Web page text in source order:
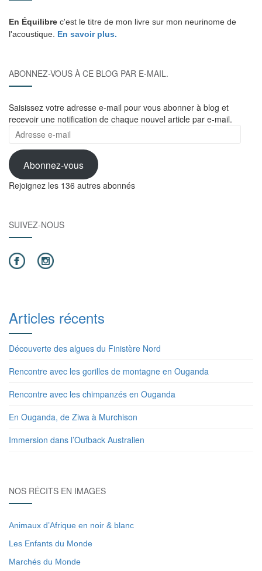
En Équilibre c'est le titre de mon livre sur mon neurinome de
l'acoustique. En savoir plus.
ABONNEZ-VOUS À CE BLOG PAR E-MAIL.
Saisissez votre adresse e-mail pour vous abonner à blog et
recevoir une notification de chaque nouvel article par e-mail.
Adresse
mail
Abonnez-vous
Rejoignez les 136 autres abonnés
SUIVEZ-NOUS
Articles récents
Découverte des algues du Finistère Nord
Rencontre avec les gorilles de montagne en Ouganda
Rencontre avec les chimpanzés en Ouganda
En Ouganda, de Ziwa à Murchison
Immersion dans l’Outback Australien
NOS RÉCITS EN IMAGES
Animaux d’Afrique en noir & blanc
Les Enfants du Monde
Marchés du Monde